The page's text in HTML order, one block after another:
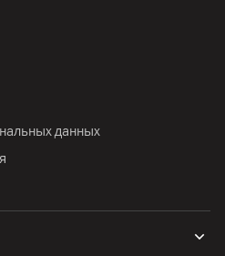
данных